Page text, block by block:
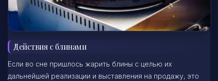
Действия с блинами
Если во сне пришлось жарить блины с целью их
дальнейшей реализации и выставления на продажу, это